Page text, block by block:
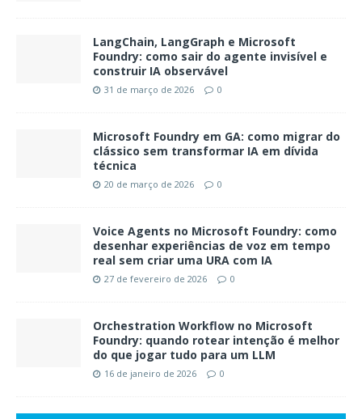
LangChain, LangGraph e Microsoft
Foundry: como sair do agente invisível e
construir IA observável
31 de março de 2026 0
Microsoft Foundry em GA: como migrar do
clássico sem transformar IA em dívida
técnica
20 de março de 2026 0
Voice Agents no Microsoft Foundry: como
desenhar experiências de voz em tempo
real sem criar uma URA com IA
27 de fevereiro de 2026 0
Orchestration Workflow no Microsoft
Foundry: quando rotear intenção é melhor
do que jogar tudo para um LLM
16 de janeiro de 2026 0